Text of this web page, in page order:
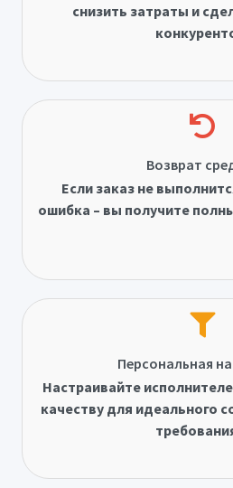
снизить затраты и
Возврат
Если заказ не
ошибка – вы получите
Персональная
Настраивайте
качеству для идеального